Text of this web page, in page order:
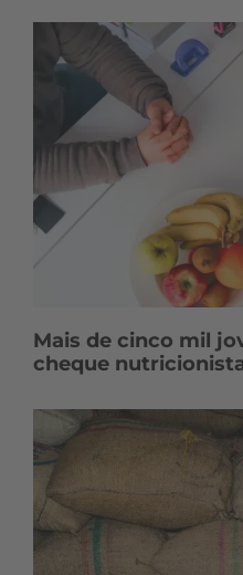
Mais de cinco mil
cheque